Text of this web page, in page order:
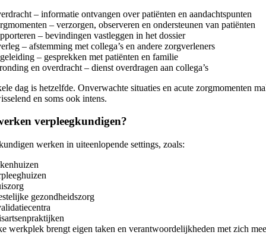
– informatie ontvangen over patiënten en aandachtspunten
– verzorgen, observeren en ondersteunen van patiënten
– bevindingen vastleggen in het dossier
– afstemming met collega’s en andere zorgverleners
– gesprekken met patiënten en familie
en overdracht – dienst overdragen aan collega’s
dag is hetzelfde. Onverwachte situaties en acute zorgmomenten
en soms ook intens.
verpleegkundigen?
werken in uiteenlopende settings, zoals:
gezondheidszorg
werkplek brengt eigen taken en verantwoordelijkheden met zich